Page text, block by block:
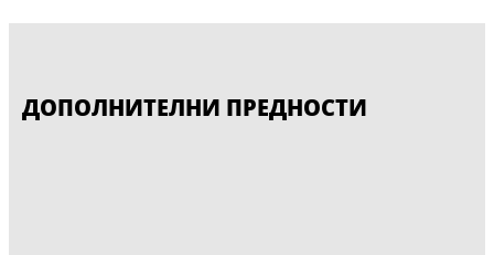
ДОПОЛНИТЕЛНИ ПРЕДНОСТИ